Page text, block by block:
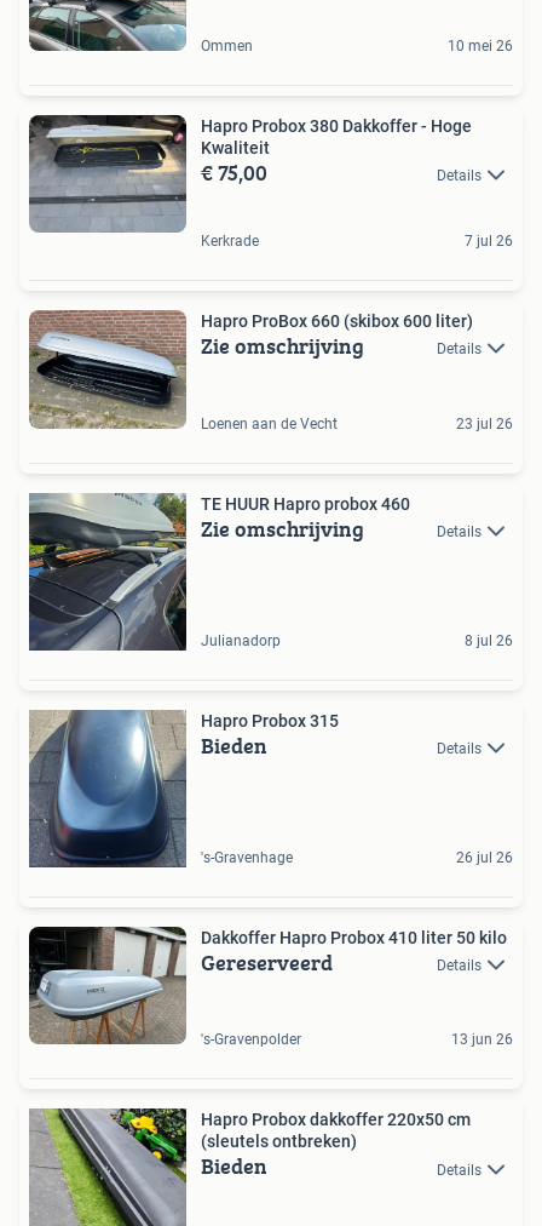
Ommen 10 mei 26
Hapro Probox 380 Dakkoffer - Hoge
Kwaliteit
€ 75,00 Details
Kerkrade 7 jul 26
Hapro ProBox 660 (skibox 600 liter)
Zie omschrijving Details
Loenen aan de Vecht 23 jul 26
TE HUUR Hapro probox 460
Zie omschrijving Details
Julianadorp 8 jul 26
Hapro Probox 315
Bieden Details
's-Gravenhage 26 jul 26
Dakkoffer Hapro Probox 410 liter 50 kilo
Gereserveerd Details
's-Gravenpolder 13 jun 26
Hapro Probox dakkoffer 220x50 cm
(sleutels ontbreken)
Bieden Details